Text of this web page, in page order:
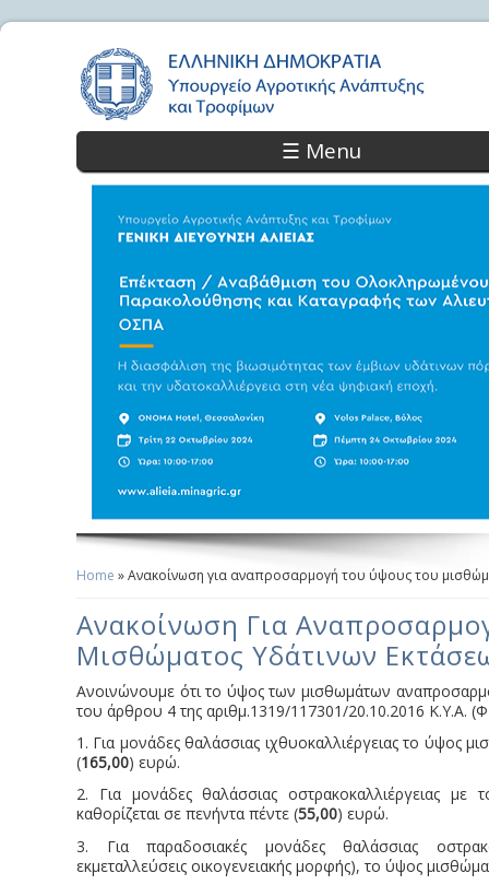
☰ Menu
Home » Ανακοίνωση για αναπροσαρμογή του ύψους του
Ανακοίνωση Για
Μισθώματος Υδάτινων
Ανοινώνουμε ότι το ύψος των μισθωμάτων
του άρθρου 4 της αριθμ.1319/117301/20.10.2016 Κ.Υ.Α.
1. Για μονάδες θαλάσσιας ιχθυοκαλλιέργειας το ύψος
(165,00) ευρώ.
2. Για μονάδες θαλάσσιας οστρακοκαλλιέργειας
καθορίζεται σε πενήντα πέντε (55,00) ευρώ.
3. Για παραδοσιακές μονάδες θαλάσσιας
εκμεταλλεύσεις οικογενειακής μορφής), το ύψος